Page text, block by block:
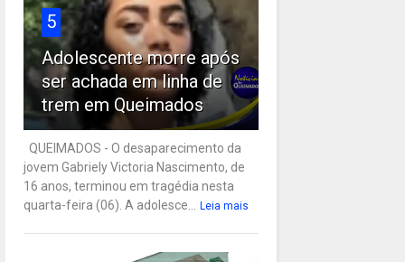
5
Adolescente morre após
ser achada em linha de
trem em Queimados
QUEIMADOS - O desaparecimento da
jovem Gabriely Victoria Nascimento, de
16 anos, terminou em tragédia nesta
quarta-feira (06). A adolesce...
Leia mais